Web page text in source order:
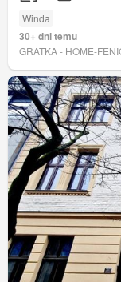
Winda
30+ dni temu